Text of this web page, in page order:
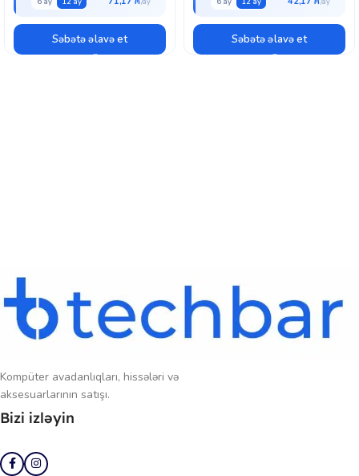
Səbətə əlavə et Səbətə əlavə et
Kompüter avadanlıqları, hissələri və
aksesuarlarının satışı.
Bizi izləyin